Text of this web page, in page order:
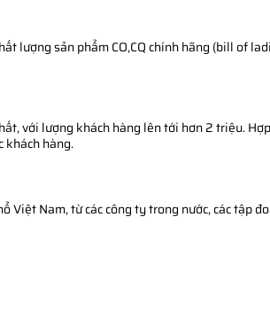
lượng sản phẩm CO,CQ chính hãng (bill of
với lượng khách hàng lên tới hơn 2 triệu.
khách hàng.
Nam, từ các công ty trong nước, các tập